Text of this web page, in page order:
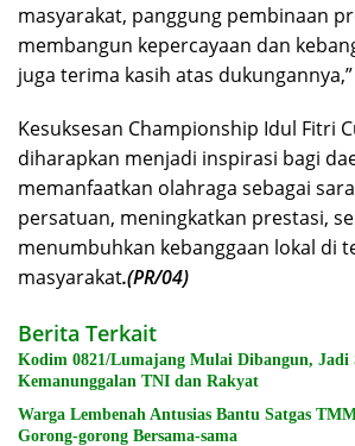
masyarakat, panggung pembinaan
membangun kepercayaan dan
juga terima kasih atas
Kesuksesan Championship Idul Fitri
diharapkan menjadi inspirasi bagi
memanfaatkan olahraga sebagai
persatuan, meningkatkan prestasi,
menumbuhkan kebanggaan lokal di
masyarakat.(PR/04)
Berita Terkait
Kodim 0821/Lumajang Mulai Dibangun, Jadi
Kemanunggalan TNI dan Rakyat
Warga Lembenah Antusias Bantu Satgas
Gorong-gorong Bersama-sama